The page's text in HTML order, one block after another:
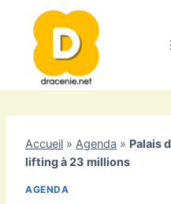
contenu
Accueil » Agenda » Palais
lifting à 23 millions
AGENDA